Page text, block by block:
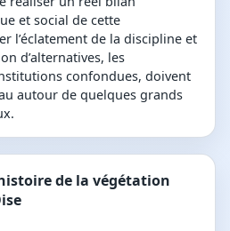
et social de cette
l’éclatement de la discipline et
d’alternatives, les
confondues, doivent
autour de quelques grands
de la végétation